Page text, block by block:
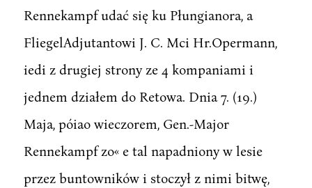
Rennekampf udać się ku Płungianora, a
FliegelAdjutantowi J. C. Mci Hr.Opermann,
iedi z drugiej strony ze 4 kompaniami i
jednem działem do Retowa. Dnia 7. (19.)
Maja, póiao wieczorem, Gen.-Major
Rennekampf zo« e tal napadniony w lesie
przez buntowników i stoczył z nimi bitwę,